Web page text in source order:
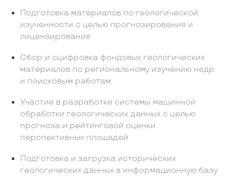
Подготовка материалов по геологической
изученности с целью прогнозирования и
лицензирования
Сбор и оцифровка фондовых геологических
материалов по региональному изучению недр
и поисковым работам
Участие в разработке системы машинной
обработки геологических данных с целью
прогноза и рейтинговой оценки
перспективных площадей
Подготовка и загрузка исторических
геологических данных в информационную базу